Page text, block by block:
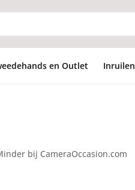
en Outlet Inruilen
bij CameraOccasion.com